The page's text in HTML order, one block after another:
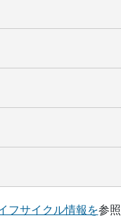
フサイクル情報を参照